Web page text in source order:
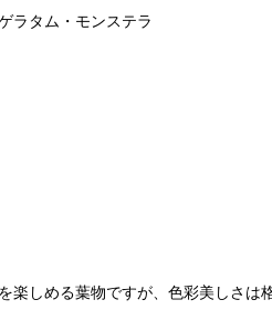
ラタム・モンステラ
しめる葉物ですが、色彩美しさは格